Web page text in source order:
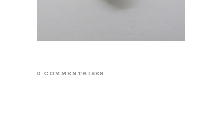
0 COMMENTAIRES